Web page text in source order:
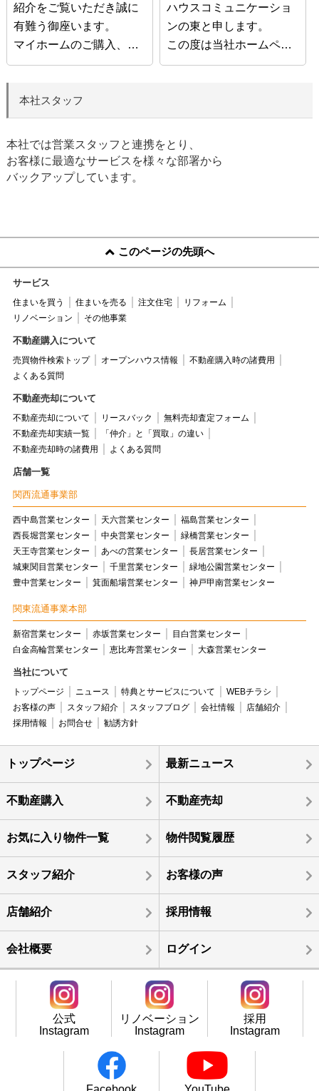
紹介をご覧いただき誠に
有難う御座います。
マイホームのご購入、ご
売却はとても大事な選択
私がお客様にとってベス
トなご提案をさせていた
だきます。
当社はリフォームも取り
扱っております。
ハウスコミュニケーショ
ンの東と申します。
この度は当社ホームペー
ジをご覧いただきありが
最大のイベントであり、
お客様に安心してお取引
頂けるように全力で努め
ります。
本社スタッフ
本社では営業スタッフと連携をとり、
お客様に最適なサービスを様々な部署から
バックアップしています。
このページの先頭へ
サービス
住まいを買う 住まいを売る 注文住宅
リフォーム
リノベーション
その他事業
不動産購入について
売買物件検索トップ オープンハウス情報
不動産購入時の諸費用
よくある質問
不動産売却について
不動産売却について リースバック
無料売却査定フォーム
不動産売却実績一覧
「仲介」と「買取」の違い
不動産売却時の諸費用
よくある質問
店舗一覧
関西流通事業部
西中島営業センター 天六営業センター
福島営業センター
西長堀営業センター
中央営業センター
緑橋営業センター
天王寺営業センター
あべの営業センター
長居営業センター
城東関目営業センター
千里営業センター
緑地公園営業センター
豊中営業センター
箕面船場営業センター 神戸甲南営業センター
関東流通事業本部
新宿営業センター 赤坂営業センター
目白営業センター
白金高輪営業センター
恵比寿営業センター 大森営業センター
当社について
トップページ ニュース 特典とサービスについて
WEBチラシ
お客様の声
スタッフ紹介 スタッフブログ 会社情報
店舗紹介
採用情報
お問合せ 勧誘方針
トップページ 最新ニュース
不動産購入 不動産売却
お気に入り物件一覧 物件閲覧履歴
スタッフ紹介 お客様の声
店舗紹介 採用情報
会社概要 ログイン
公式
Instagram
リノベーション
Instagram
採用
Instagram